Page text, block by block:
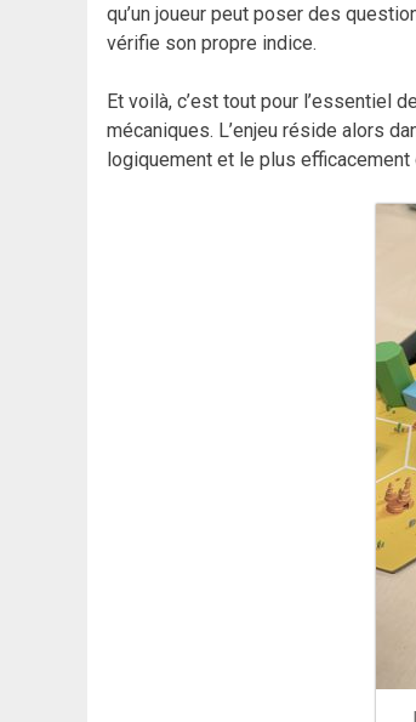
qu’un joueur peut poser des
vérifie son propre indice.
Et voilà, c’est tout pour l’essentiel
mécaniques. L’enjeu réside alors
logiquement et le plus